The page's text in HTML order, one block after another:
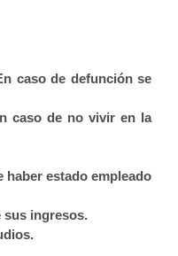
caso de defunción se
caso de no vivir en la
estado empleado
sus ingresos.